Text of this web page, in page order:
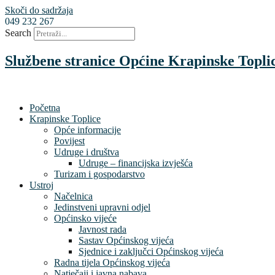
Skoči do sadržaja
049 232 267
Search
Službene stranice Općine Krapinske
Početna
Krapinske Toplice
Opće informacije
Povijest
Udruge i društva
Udruge – financijska izvješća
Turizam i gospodarstvo
Ustroj
Načelnica
Jedinstveni upravni odjel
Općinsko vijeće
Javnost rada
Sastav Općinskog vijeća
Sjednice i zaključci Općinskog vijeća
Radna tijela Općinskog vijeća